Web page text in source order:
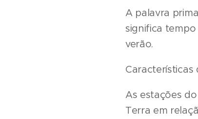
A palavra
significa
verão.
Características
As estações
Terra em